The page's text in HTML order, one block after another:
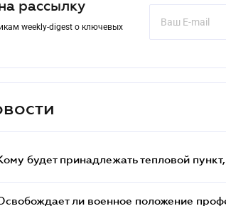
рассылку
weekly-digest о ключевых
будет принадлежать тепловой
ли военное положение